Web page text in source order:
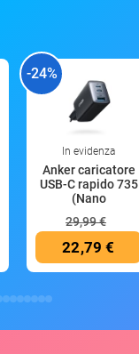
-24%
In evidenza
Anker caricatore
USB-C rapido 735
(Nano
29,99 €
22,79 €